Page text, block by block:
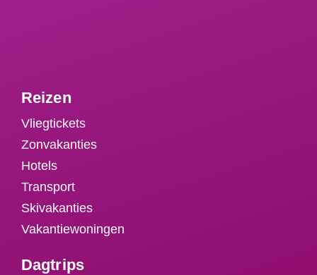
Reizen
Vliegtickets
Zonvakanties
Hotels
Transport
Skivakanties
Vakantiewoningen
Dagtrips